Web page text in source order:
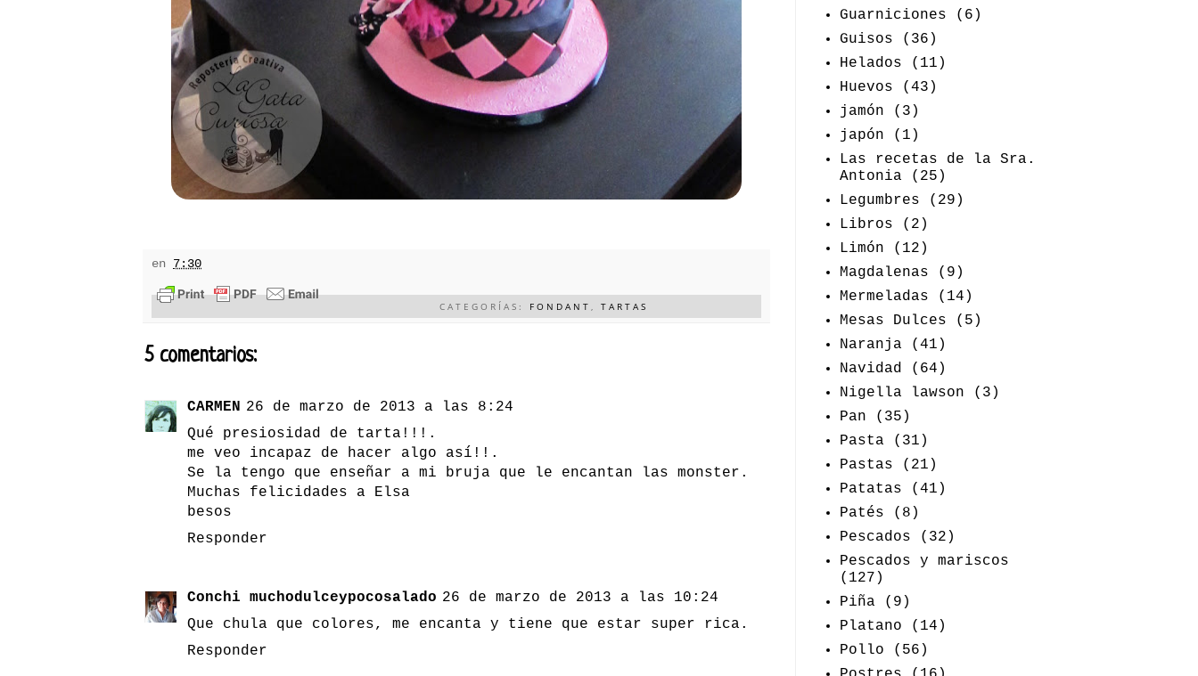
en 7:30
CATEGORÍAS: FONDANT ,TARTAS
5 comentarios:
CARMEN 26 de marzo de 2013 a las 8:24
Qué presiosidad de tarta!!!.
me veo incapaz de hacer algo así!!.
Se la tengo que enseñar a mi bruja que le encantan las monster.
Muchas felicidades a Elsa
besos
Responder
Conchi muchodulceypocosalado 26 de marzo de 2013 a las 10:24
Que chula que colores, me encanta y tiene que estar super rica.
Responder
Guarniciones
(6)
Guisos
(36)
Helados
(11)
Huevos
(43)
jamón
(3)
japón
(1)
Las recetas de la Sra.
Antonia
(25)
Legumbres
(29)
Libros
(2)
Limón
(12)
Magdalenas
(9)
Mermeladas
(14)
Mesas Dulces
(5)
Naranja
(41)
Navidad
(64)
Nigella lawson
(3)
Pan
(35)
Pasta
(31)
Pastas
(21)
Patatas
(41)
Patés
(8)
Pescados
(32)
Pescados y mariscos
(127)
Piña
(9)
Platano
(14)
Pollo
(56)